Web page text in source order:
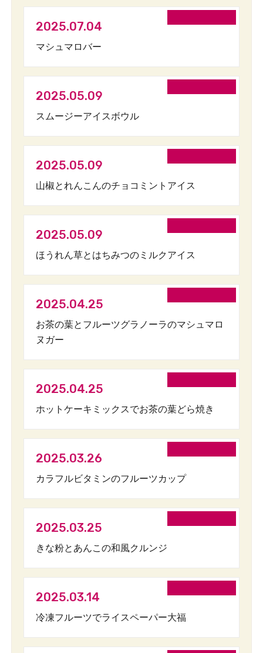
2025.07.04
マシュマロバー
2025.05.09
スムージーアイスボウル
2025.05.09
山椒とれんこんのチョコミントアイス
2025.05.09
ほうれん草とはちみつのミルクアイス
2025.04.25
お茶の葉とフルーツグラノーラのマシュマロ
ヌガー
2025.04.25
ホットケーキミックスでお茶の葉どら焼き
2025.03.26
カラフルビタミンのフルーツカップ
2025.03.25
きな粉とあんこの和風クルンジ
2025.03.14
冷凍フルーツでライスペーパー大福